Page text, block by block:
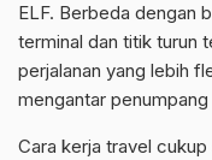
ELF. Berbeda dengan
terminal dan titik turun
perjalanan yang lebih
mengantar
Cara kerja travel